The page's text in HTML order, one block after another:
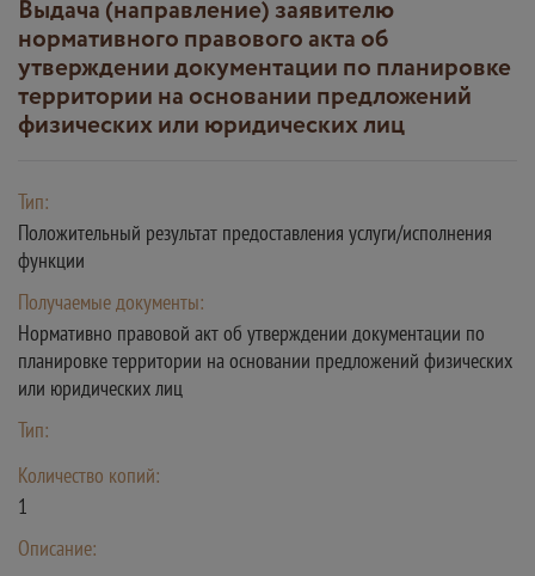
Выдача (направление) заявителю
нормативного правового акта об
утверждении документации по планировке
территории на основании предложений
физических или юридических лиц
Тип:
Положительный результат предоставления услуги/исполнения
функции
Получаемые документы:
Нормативно правовой акт об утверждении документации по
планировке территории на основании предложений физических
или юридических лиц
Тип:
Количество копий:
1
Описание: